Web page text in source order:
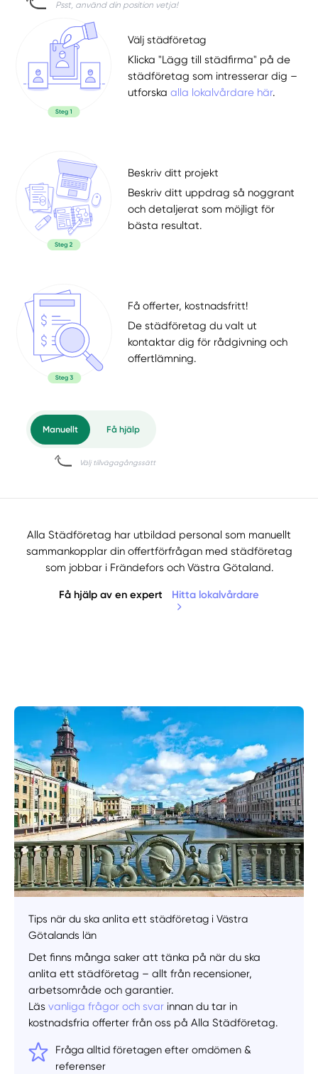
Psst, använd din position vetja!
Välj städföretag
Klicka "Lägg till städfirma" på de
städföretag som intresserar dig –
utforskaalla lokalvårdare här.
Beskriv ditt projekt
Beskriv ditt uppdrag så noggrant
och detaljerat som möjligt för
bästa resultat.
Få offerter, kostnadsfritt!
De städföretag du valt ut
kontaktar dig för rådgivning och
offertlämning.
Manuellt Få hjälp
Välj tillvägagångssätt
Alla Städföretag har utbildad personal som manuellt
sammankopplar din offertförfrågan med städföretag
som jobbar i Frändefors och Västra Götaland.
Få hjälp av en expert Hitta lokalvårdare
Tips när du ska anlita ett städföretag i Västra
Götalands län
Det finns många saker att tänka på när du ska
anlita ett städföretag – allt från recensioner,
arbetsområde och garantier.
Läsvanliga frågor och svar innan du tar in
kostnadsfria offerter från oss på Alla Städföretag.
Fråga alltid företagen efter omdömen &
referenser